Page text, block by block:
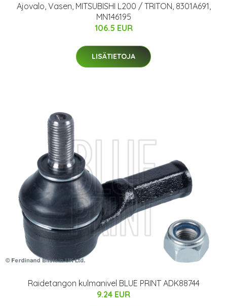
Ajovalo, Vasen, MITSUBISHI L200 / TRITON, 8301A691,
MN146195
106.5 EUR
LISÄTIETOJA
Raidetangon kulmanivel BLUE PRINT ADK88744
9.24 EUR